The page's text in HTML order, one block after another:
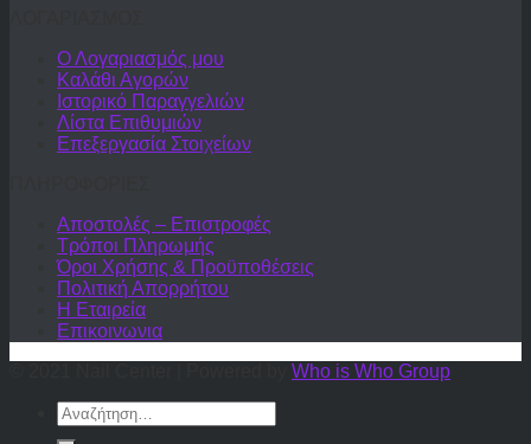
Ο Λογαριασμός μου
Καλάθι Αγορών
Ιστορικό Παραγγελιών
Λίστα Επιθυμιών
Επεξεργασία Στοιχείων
Αποστολές – Επιστροφές
Τρόποι Πληρωμής
Όροι Χρήσης & Προϋποθέσεις
Πολιτική Απορρήτου
Η Εταιρεία
Επικοινωνια
Who is Who Group
Αναζήτηση
για: